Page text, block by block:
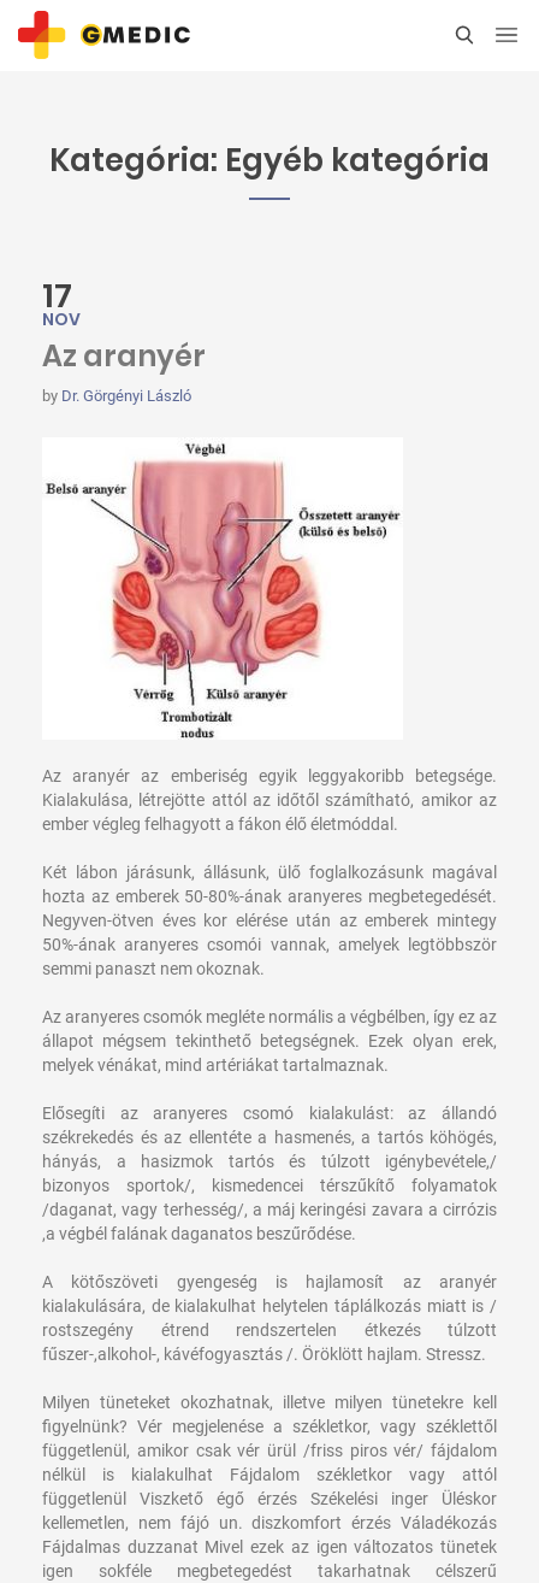
Kategória: Egyéb kategória
17
NOV
Az aranyér
by Dr. Görgényi László
Az aranyér az emberiség egyik leggyakoribb betegsége.
Kialakulása, létrejötte attól az időtől számítható, amikor az
ember végleg felhagyott a fákon élő életmóddal.
Két lábon járásunk, állásunk, ülő foglalkozásunk magával
hozta az emberek 50-80%-ának aranyeres megbetegedését.
Negyven-ötven éves kor elérése után az emberek mintegy
50%-ának aranyeres csomói vannak, amelyek legtöbbször
semmi panaszt nem okoznak.
Az aranyeres csomók megléte normális a végbélben, így ez az
állapot mégsem tekinthető betegségnek. Ezek olyan erek,
melyek vénákat, mind artériákat tartalmaznak.
Elősegíti az aranyeres csomó kialakulást: az állandó
székrekedés és az ellentéte a hasmenés, a tartós köhögés,
hányás, a hasizmok tartós és túlzott igénybevétele,/
bizonyos sportok/, kismedencei térszűkítő folyamatok
/daganat, vagy terhesség/, a máj keringési zavara a cirrózis
,a végbél falának daganatos beszűrődése.
A kötőszöveti gyengeség is hajlamosít az aranyér
kialakulására, de kialakulhat helytelen táplálkozás miatt is /
rostszegény étrend rendszertelen étkezés túlzott
fűszer-,alkohol-, kávéfogyasztás /. Öröklött hajlam. Stressz.
Milyen tüneteket okozhatnak, illetve milyen tünetekre kell
figyelnünk? Vér megjelenése a székletkor, vagy széklettől
függetlenül, amikor csak vér ürül /friss piros vér/ fájdalom
nélkül is kialakulhat Fájdalom székletkor vagy attól
függetlenül
Viszkető égő érzés Székelési inger Üléskor
kellemetlen, nem fájó un. diszkomfort érzés Váladékozás
Fájdalmas duzzanat Mivel ezek az igen változatos tünetek
igen sokféle megbetegedést takarhatnak célszerű